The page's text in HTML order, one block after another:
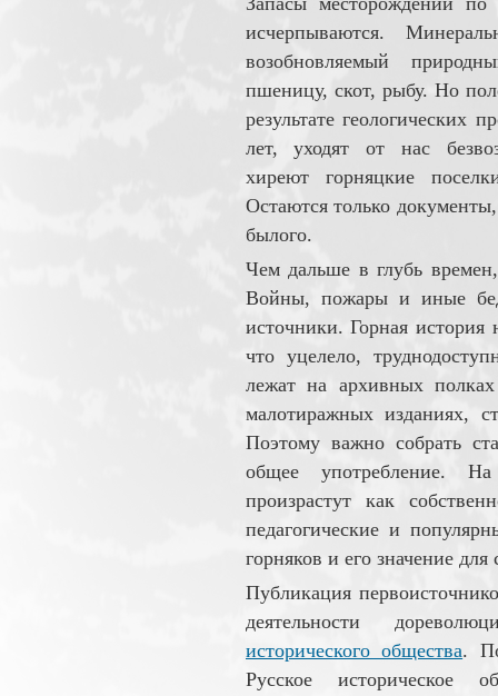
исчер­пы­ваются.
возобновляемый
пшеницу, скот, рыбу. Но
результате гео­логических
лет, уходят от нас
хиреют горняцкие
Остаются толь­ко
былого.
Чем дальше в глубь
Войны, пожары и иные
источ­ники. Горная
что уцеле­ло,
лежат на архивных
малоти­раж­ных изданиях,
Поэтому важно собрать
общее употребление.
произрастут как
педаго­ги­ческие и
горняков и его значение
Публикация
деятельности
историчес­ко­го общества.
Русское ис­тори­чес­кое